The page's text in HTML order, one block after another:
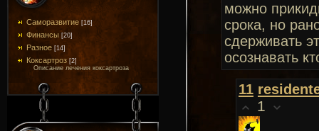
Саморазвитие [16]
Финансы [20]
Разное [14]
Коксартроз [2]
Описание лечения коксартроза
можно
срока, но
сдерживать
осознавать
11
1